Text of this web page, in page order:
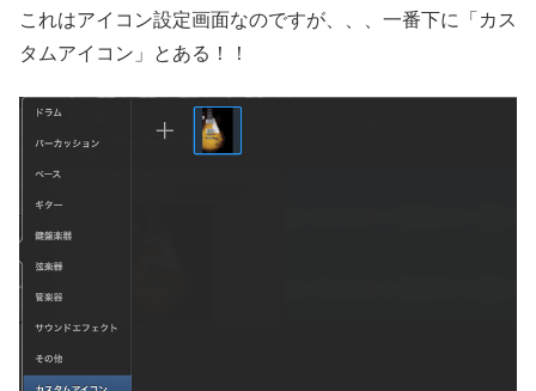
これはアイコン設定画面なのですが、、、一番下に「カス
タムアイコン」とある！！